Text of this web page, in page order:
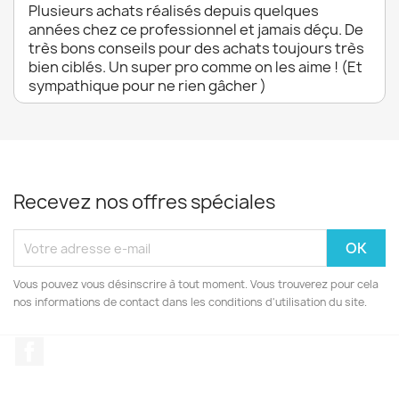
Plusieurs achats réalisés depuis quelques
années chez ce professionnel et jamais déçu. De
très bons conseils pour des achats toujours très
bien ciblés. Un super pro comme on les aime ! (Et
sympathique pour ne rien gâcher )
Recevez nos offres spéciales
Vous pouvez vous désinscrire à tout moment. Vous trouverez pour cela
nos informations de contact dans les conditions d'utilisation du site.